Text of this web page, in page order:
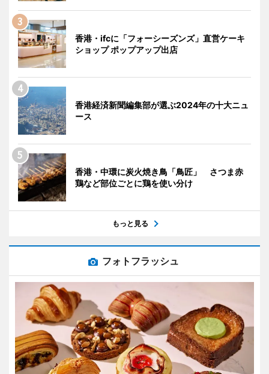
香港・ifcに「フォーシーズンズ」直営ケーキ
ショップ ポップアップ出店
香港経済新聞編集部が選ぶ2024年の十大ニュ
ース
香港・中環に炭火焼き鳥「鳥匠」 さつま赤
鶏など部位ごとに鶏を使い分け
もっと見る
フォトフラッシュ